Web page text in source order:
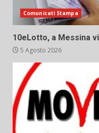
Comunicati Stampa
10eLotto, a Messina
5 Agosto 2026